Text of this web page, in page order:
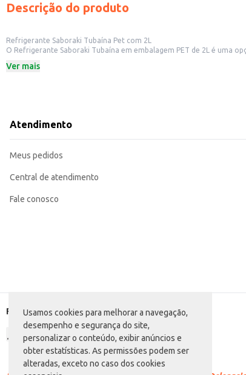
Usamos cookies para melhorar a navegação,
desempenho e segurança do site,
personalizar o conteúdo, exibir anúncios e
obter estatísticas. As permissões podem ser
alteradas, exceto no caso dos cookies
Descrição do produto
Refrigerante Saboraki Tubaína Pet com 2L
O Refrigerante Saboraki Tubaína em embalagem PET de 2L é uma opção prática e econômica para diversos contextos. Sua fórmula
e bares que oferecem bebidas aos seus clientes.
O Refrigerante Saboraki Tubaína oferece um sabor tradicional e
volume de 2L contribuem para um bom custo-benefício.
Departamento: Bebidas
Conteúdo: 2L
Ver mais
Atendimento
Meus pedidos
Central de atendimento
Fale conosco
Formas de pagamento